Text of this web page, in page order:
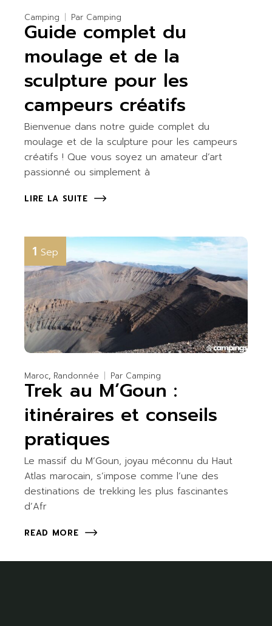
Camping Par Camping
Guide complet du
moulage et de la
sculpture pour les
campeurs créatifs
Bienvenue dans notre guide complet du
moulage et de la sculpture pour les campeurs
créatifs ! Que vous soyez un amateur d’art
passionné ou simplement à
LIRE LA SUITE
1 Sep
Maroc Randonnée Par Camping
Trek au M’Goun :
itinéraires et conseils
pratiques
Le massif du M’Goun, joyau méconnu du Haut
Atlas marocain, s’impose comme l’une des
destinations de trekking les plus fascinantes
d’Afr
READ MORE